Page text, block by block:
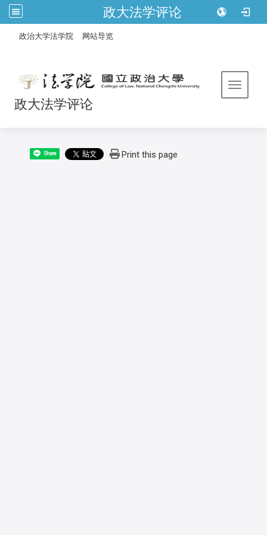
政大法学评论
政治大学法学院 网站导览
Toggle
政大法学评论
Share Print this page